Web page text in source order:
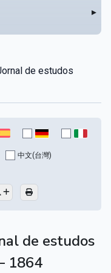
▸
de estudos
中文(台灣)
de estudos
1864